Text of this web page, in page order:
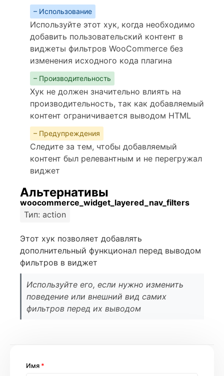
– Использование
Используйте этот хук, когда необходимо
добавить пользовательский контент в
виджеты фильтров WooCommerce без
изменения исходного кода плагина
– Производительность
Хук не должен значительно влиять на
производительность, так как добавляемый
контент ограничивается выводом HTML
– Предупреждения
Следите за тем, чтобы добавляемый
контент был релевантным и не перегружал
виджет
Альтернативы
woocommerce_widget_layered_nav_filters
Тип: action
Этот хук позволяет добавлять
дополнительный функционал перед выводом
фильтров в виджет
Используйте его, если нужно изменить
поведение или внешний вид самих
фильтров перед их выводом
Имя *